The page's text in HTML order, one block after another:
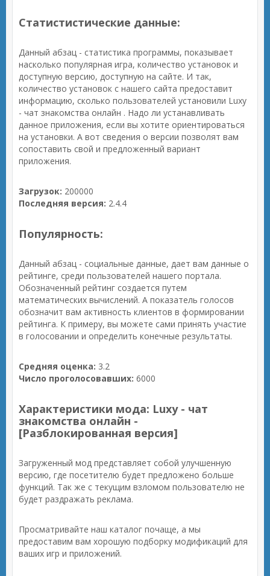
Статистистические данные:
Данный абзац - статистика программы, показывает
насколько популярная игра, количество установок и
доступную версию, доступную на сайте. И так,
количество установок с нашего сайта предоставит
информацию, сколько пользователей установили Luxy
- чат знакомства онлайн . Надо ли устанавливать
данное приложения, если вы хотите ориентироваться
на установки. А вот сведения о версии позволят вам
сопоставить свой и предложенный вариант
приложения.
Загрузок: 200000
Последняя версия: 2.4.4
Популярность:
Данный абзац - социальные данные, дает вам данные о
рейтинге, среди пользователей нашего портала.
Обозначенный рейтинг создается путем
математических вычислений. А показатель голосов
обозначит вам активность клиентов в формировании
рейтинга. К примеру, вы можете сами принять участие
в голосовании и определить конечные результаты.
Средняя оценка: 3.2
Число проголосовавших: 6000
Характеристики мода: Luxy - чат
знакомства онлайн -
[Разблокированная версия]
Загруженный мод представляет собой улучшенную
версию, где посетителю будет предложено больше
функций. Так же с текущим взломом пользователю не
будет раздражать реклама.
Просматривайте наш каталог почаще, а мы
предоставим вам хорошую подборку модификаций для
ваших игр и приложений.